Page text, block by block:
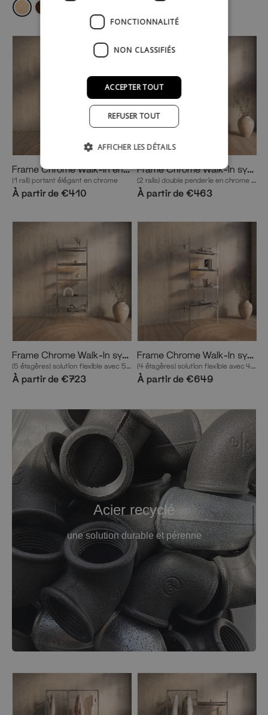
Frame Chrome Walk-In en 1 rangée
(1 rail) portant élégant en chrome
À partir de €410
Frame Chrome Walk-In système de dressing en 1 rangée
(2 rails) double penderie en chrome pour une capacité maximale
À partir de €463
Frame Chrome Walk-In système de dressing en 1 rangée
(5 étagères) solution flexible avec 5 étagères en chrome
À partir de €723
Frame Chrome Walk-In système de dressing en 1 rangée
(4 étagères) solution flexible avec 4 étagères en chrome
À partir de €649
Acier recyclé
une solution durable et pérenne
FONCTIONNALITÉ
NON CLASSIFIÉS
ACCEPTER TOUT
REFUSER TOUT
AFFICHER LES DÉTAILS